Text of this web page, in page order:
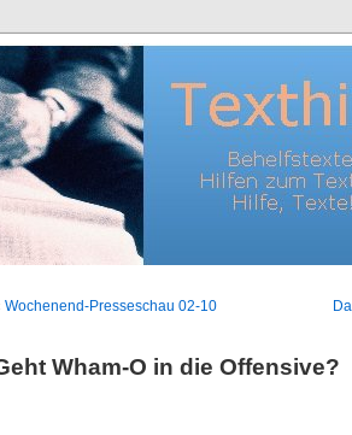
Wochenend-Presseschau 02-10
Wham-O in die Offensive?